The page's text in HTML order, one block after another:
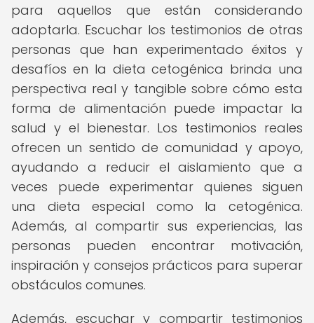
para aquellos que están considerando
adoptarla. Escuchar los testimonios de otras
personas que han experimentado éxitos y
desafíos en la dieta cetogénica brinda una
perspectiva real y tangible sobre cómo esta
forma de alimentación puede impactar la
salud y el bienestar. Los testimonios reales
ofrecen un sentido de comunidad y apoyo,
ayudando a reducir el aislamiento que a
veces puede experimentar quienes siguen
una dieta especial como la cetogénica.
Además, al compartir sus experiencias, las
personas pueden encontrar motivación,
inspiración y consejos prácticos para superar
obstáculos comunes.
Además, escuchar y compartir testimonios